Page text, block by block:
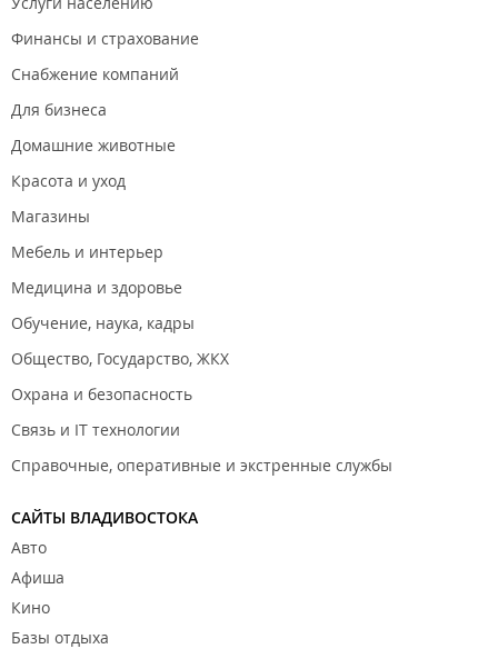
Финансы и страхование
Снабжение компаний
Для бизнеса
Домашние животные
Красота и уход
Магазины
Мебель и интерьер
Медицина и здоровье
Обучение, наука, кадры
Общество, Государство, ЖКХ
Охрана и безопасность
Связь и IT технологии
Справочные, оперативные и экстренные службы
САЙТЫ ВЛАДИВОСТОКА
Авто
Афиша
Кино
Базы отдыха